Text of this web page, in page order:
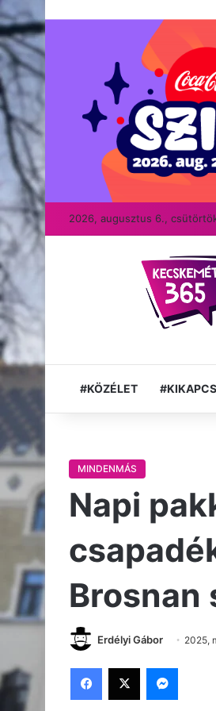
2026, augusztus 6.,
#KÖZÉLET #KIKAPCS
MINDENMÁS
Napi
Brosnan
Erdélyi Gábor 2025,
Facebook
X